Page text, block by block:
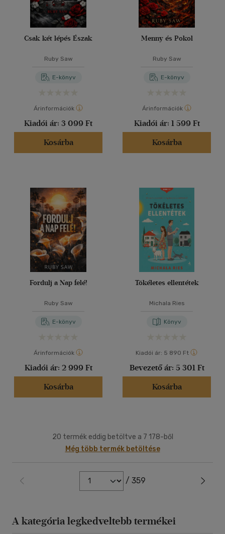
Csak két lépés Észak
Ruby Saw
E-könyv
Árinformációk
Kiadói ár: 3 099 Ft
Kosárba
Menny és Pokol
Ruby Saw
E-könyv
Árinformációk
Kiadói ár: 1 599 Ft
Kosárba
Fordulj a Nap felé!
Ruby Saw
E-könyv
Árinformációk
Kiadói ár: 2 999 Ft
Kosárba
Tökéletes ellentétek
Michala Ries
Könyv
Kiadói ár: 5 890 Ft
Bevezető ár: 5 301 Ft
Kosárba
20 termék eddig betöltve a 7 178-ből
Még több termék betöltése
/ 359
A kategória legkedveltebb termékei